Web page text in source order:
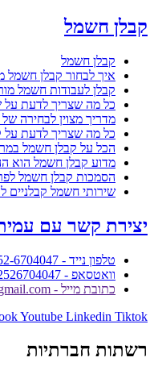
קבלן חשמל
קבלן חשמל
איך לבחור קבלן חשמל
קבלן לעבודות חשמל
כל מה שצריך לדעת על
מדריך מצוין לבחירה
כל מה שצריך לדעת על
הכל על קבלן חשמל
מדוע קבלן חשמל הוא
הסמכות קבלן חשמל
שירותי חשמל קבלניים
יצירת קשר עם
טלפון נייד - 052-6704047
וואטסאפ - https://wa.me/972526704047
כתובת מייל - amitmatan1509@gmail.com
Youtube Linkedin Tiktok
רשתות חברתיות